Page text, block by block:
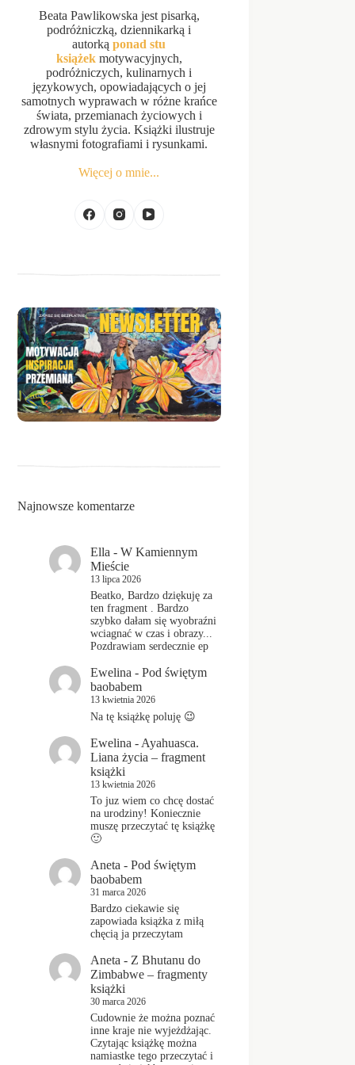
Beata Pawlikowska jest pisarką,
podróżniczką, dziennikarką i
autorkąponad stu
książekmotywacyjnych,
podróżniczych, kulinarnych i
językowych, opowiadających o jej
samotnych wyprawach w różne krańce
świata, przemianach życiowych i
zdrowym stylu życia. Książki ilustruje
własnymi fotografiami i rysunkami.
Więcej o mnie...
Najnowsze komentarze
Ella -W Kamiennym
Mieście
13 lipca 2026
Beatko, Bardzo dziękuję za
ten fragment . Bardzo
szybko dałam się wyobraźni
wciagnać w czas i obrazy...
Pozdrawiam serdecznie ep
Ewelina -Pod świętym
baobabem
13 kwietnia 2026
Na tę książkę poluję 😉
Ewelina - Ayahuasca.
Liana życia – fragment
książki
13 kwietnia 2026
To juz wiem co chcę dostać
na urodziny! Koniecznie
muszę przeczytać tę książkę
🙂
Aneta -Pod świętym
baobabem
31 marca 2026
Bardzo ciekawie się
zapowiada książka z miłą
chęcią ja przeczytam
Aneta - Z Bhutanu do
Zimbabwe – fragmenty
książki
30 marca 2026
Cudownie że można poznać
inne kraje nie wyjeżdżając.
Czytając książkę można
namiastke tego przeczytać i